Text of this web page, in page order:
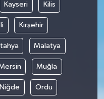
Kayseri Kilis
Kırşehir
Malatya
Muğla
Niğde Ordu